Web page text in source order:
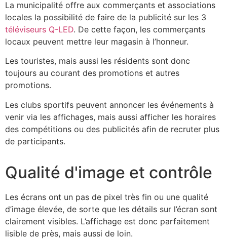
La municipalité offre aux commerçants et associations
locales la possibilité de faire de la publicité sur les 3
téléviseurs Q-LED. De cette façon, les commerçants
locaux peuvent mettre leur magasin à l’honneur.
Les touristes, mais aussi les résidents sont donc
toujours au courant des promotions et autres
promotions.
Les clubs sportifs peuvent annoncer les événements à
venir via les affichages, mais aussi afficher les horaires
des compétitions ou des publicités afin de recruter plus
de participants.
Qualité d'image et contrôle
Les écrans ont un pas de pixel très fin ou une qualité
d’image élevée, de sorte que les détails sur l’écran sont
clairement visibles. L’affichage est donc parfaitement
lisible de près, mais aussi de loin.